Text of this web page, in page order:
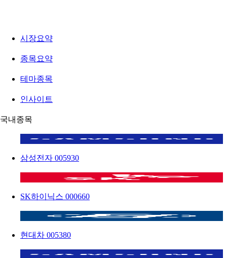
시장요약
종목요약
테마종목
인사이트
국내종목
삼성전자 005930
SK하이닉스 000660
현대차 005380